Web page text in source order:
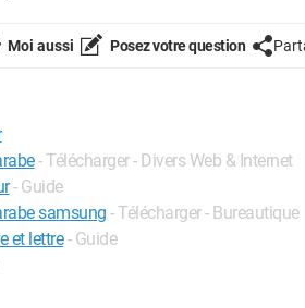
Moi aussi Posez votre question
- Télécharger - Divers Web & Internet
- Guide
samsung - Télécharger - Bureautique
et lettre - Guide